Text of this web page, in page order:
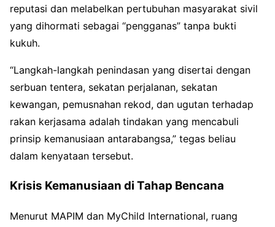
reputasi dan melabelkan pertubuhan masyarakat sivil
yang dihormati sebagai “pengganas” tanpa bukti
kukuh.
“Langkah-langkah penindasan yang disertai dengan
serbuan tentera, sekatan perjalanan, sekatan
kewangan, pemusnahan rekod, dan ugutan terhadap
rakan kerjasama adalah tindakan yang mencabuli
prinsip kemanusiaan antarabangsa,” tegas beliau
dalam kenyataan tersebut.
Krisis Kemanusiaan di Tahap Bencana
Menurut MAPIM dan MyChild International, ruang